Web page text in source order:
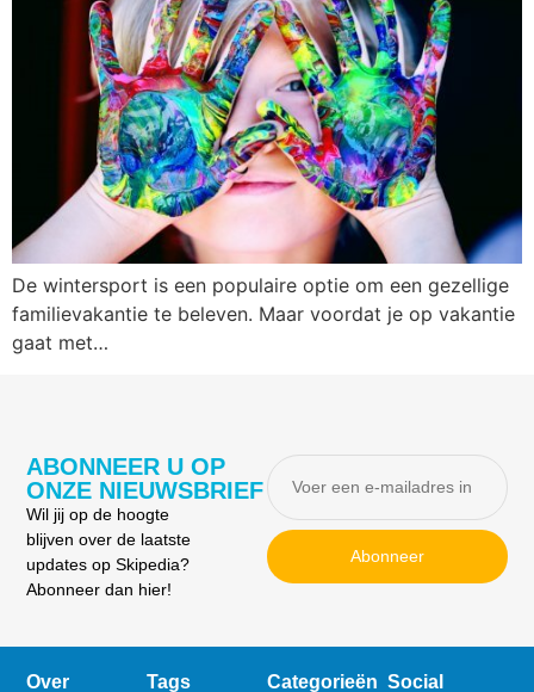
De wintersport is een populaire optie om een gezellige
familievakantie te beleven. Maar voordat je op vakantie
gaat met…
ABONNEER U OP
ONZE NIEUWSBRIEF
Wil jij op de hoogte
blijven over de laatste
updates op Skipedia?
Abonneer dan hier!
Abonneer
Over Tags Categorieën Social